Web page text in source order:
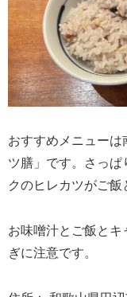
おすすめメニューは
ツ膳」です。さっ
クのヒレカツがご飯
お味噌汁とご飯とキ
ぎに注意です。